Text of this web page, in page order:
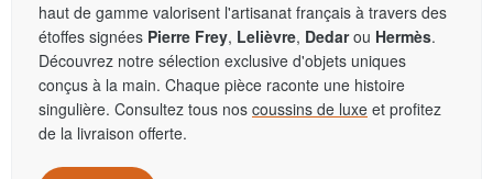
haut de gamme valorisent l'artisanat français à travers des
étoffes signées Pierre Frey, Lelièvre, Dedarou Hermès.
Découvrez notre sélection exclusive d'objets uniques
conçus à la main. Chaque pièce raconte une histoire
singulière. Consultez tous nos coussins de luxe et profitez
de la livraison offerte.